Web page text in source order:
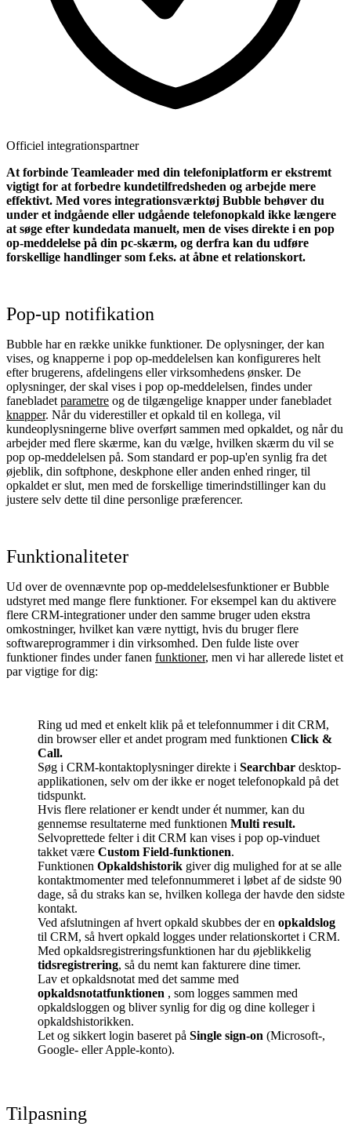
Officiel integrationspartner
At forbinde Teamleader med din telefoniplatform er ekstremt
vigtigt for at forbedre kundetilfredsheden og arbejde mere
effektivt. Med vores integrationsværktøj Bubble behøver du
under et indgående eller udgående telefonopkald ikke længere
at søge efter kundedata manuelt, men de vises direkte i en pop
op-meddelelse på din pc-skærm, og derfra kan du udføre
forskellige handlinger som f.eks. at åbne et relationskort.
Pop-up notifikation
Bubble har en række unikke funktioner. De oplysninger, der kan
vises, og knapperne i pop op-meddelelsen kan konfigureres helt
efter brugerens, afdelingens eller virksomhedens ønsker. De
oplysninger, der skal vises i pop op-meddelelsen, findes under
fanebladet parametre og de tilgængelige knapper under fanebladet
knapper. Når du viderestiller et opkald til en kollega, vil
kundeoplysningerne blive overført sammen med opkaldet, og når du
arbejder med flere skærme, kan du vælge, hvilken skærm du vil se
pop op-meddelelsen på. Som standard er pop-up'en synlig fra det
øjeblik, din softphone, deskphone eller anden enhed ringer, til
opkaldet er slut, men med de forskellige timerindstillinger kan du
justere selv dette til dine personlige præferencer.
Funktionaliteter
Ud over de ovennævnte pop op-meddelelsesfunktioner er Bubble
udstyret med mange flere funktioner. For eksempel kan du aktivere
flere CRM-integrationer under den samme bruger uden ekstra
omkostninger, hvilket kan være nyttigt, hvis du bruger flere
softwareprogrammer i din virksomhed. Den fulde liste over
funktioner findes under fanen funktioner, men vi har allerede listet et
par vigtige for dig:
Ring ud med et enkelt klik på et telefonnummer i dit CRM,
din browser eller et andet program med funktionen Click &
Call.
Søg i CRM-kontaktoplysninger direkte i Searchbar desktop-
applikationen, selv om der ikke er noget telefonopkald på det
tidspunkt.
Hvis flere relationer er kendt under ét nummer, kan du
gennemse resultaterne med funktionen Multi result.
Selvoprettede felter i dit CRM kan vises i pop op-vinduet
takket være Custom Field-funktionen.
Funktionen Opkaldshistorik giver dig mulighed for at se alle
kontaktmomenter med telefonnummeret i løbet af de sidste 90
dage, så du straks kan se, hvilken kollega der havde den sidste
kontakt.
Ved afslutningen af hvert opkald skubbes der en opkaldslog
til CRM, så hvert opkald logges under relationskortet i CRM.
Med opkaldsregistreringsfunktionen har du øjeblikkelig
tidsregistrering, så du nemt kan fakturere dine timer.
Lav et opkaldsnotat med det samme med
opkaldsnotatfunktionen , som logges sammen med
opkaldsloggen og bliver synlig for dig og dine kolleger i
opkaldshistorikken.
Let og sikkert login baseret på Single sign-on (Microsoft-,
Google- eller Apple-konto).
Tilpasning